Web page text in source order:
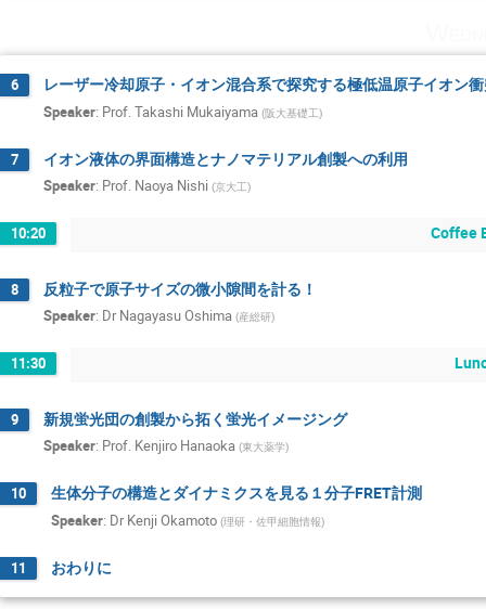
6 レーザー冷却原子・イオン混合系で探究する極低温原子イオン
Speaker: Prof.Takashi Mukaiyama (阪大基礎工)
7 イオン液体の界面構造とナノマテリアル創製への利用
Speaker: Prof. Naoya Nishi (京大工)
10:20 Coffee
8 反粒子で原子サイズの微小隙間を計る！
Speaker: Dr Nagayasu Oshima (産総研)
11:30
9 新規蛍光団の創製から拓く蛍光イメージング
Speaker: Prof. Kenjiro Hanaoka (東大薬学)
10 生体分子の構造とダイナミクスを見る１分子FRET計測
Speaker: Dr Kenji Okamoto (理研・佐甲細胞情報)
11 おわりに